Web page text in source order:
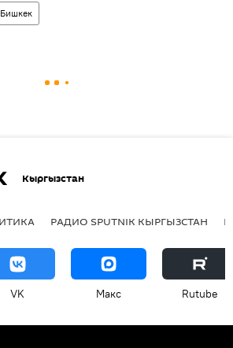
Бишкек
Кыргызстан
РАДИО SPUTNIK КЫРГЫЗСТАН
VK Макс Rutube